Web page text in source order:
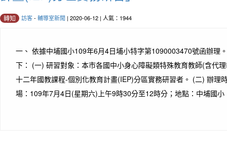
轉知 訪客- 輔導室新聞 | 2020-06-12 | 人氣：1944
一、 依據中埔國小109年6月4日埔小特字第1090003470號函辦理
下： (一) 研習對象：本市各國中小身心障礙類特殊教育教師(含代
十二年國教課程-個別化教育計畫(IEP)分區實務研習者。 (二) 辦理
場：109年7月4日(星期六)上午9時30分至12時分；地點：中埔國